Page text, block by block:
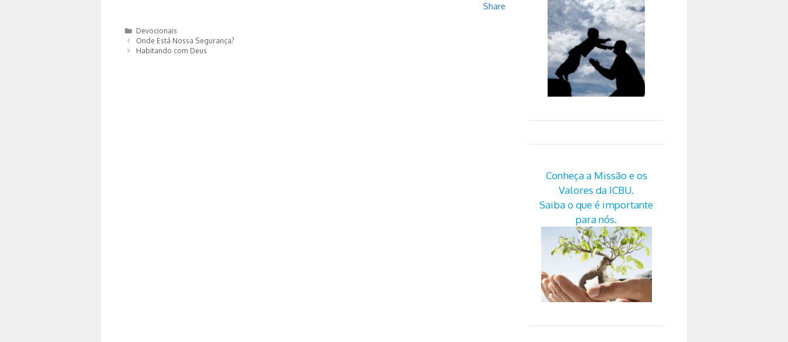
Share
Categorias
Devocionais
Onde Está Nossa Segurança?
Habitando com Deus
Conheça a Missão e os
Valores da ICBU.
Saiba o que é importante
para nós.